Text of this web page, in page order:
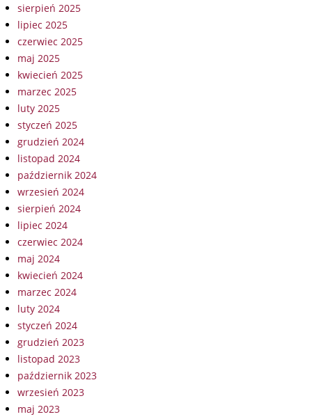
sierpień 2025
lipiec 2025
czerwiec 2025
maj 2025
kwiecień 2025
marzec 2025
luty 2025
styczeń 2025
grudzień 2024
listopad 2024
październik 2024
wrzesień 2024
sierpień 2024
lipiec 2024
czerwiec 2024
maj 2024
kwiecień 2024
marzec 2024
luty 2024
styczeń 2024
grudzień 2023
listopad 2023
październik 2023
wrzesień 2023
maj 2023